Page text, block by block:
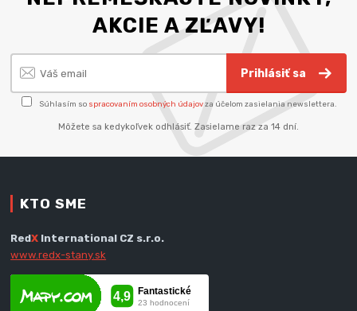
AKCIE A ZĽAVY!
Prihlásiť sa
Súhlasím so spracovaním osobných údajovza účelom zasielania newslettera.
Môžete sa kedykoľvek odhlásiť. Zasielame raz za 14 dní.
KTO SME
RedX International CZ s.r.o.
www.redx-stany.sk